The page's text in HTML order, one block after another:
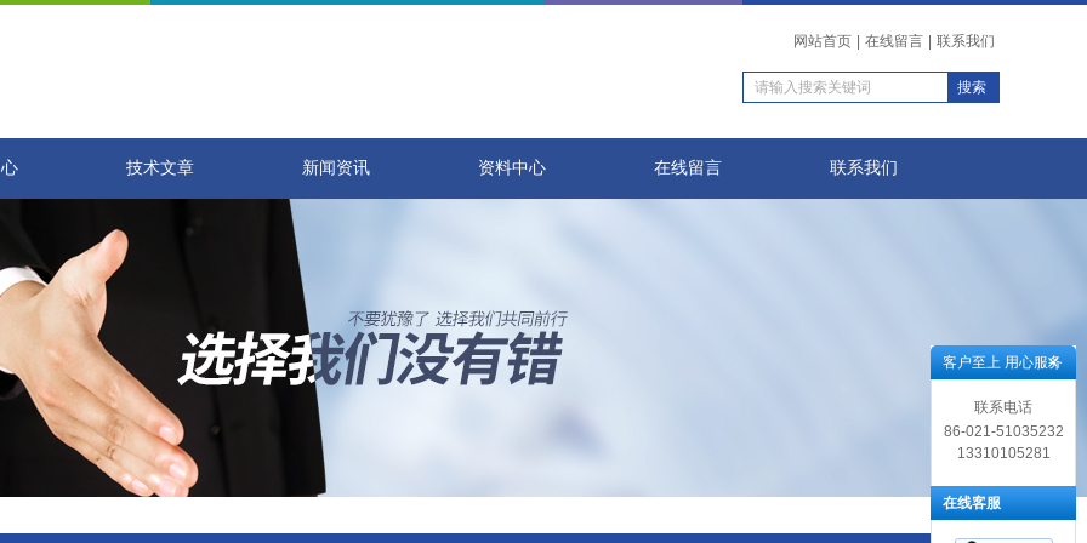
网站首页 在线留言 联系我们
技术文章 新闻资讯 资料中心 在线留言 联系我们
客户至上 用心服务
联系电话
86-021-51035232
13310105281
在线客服